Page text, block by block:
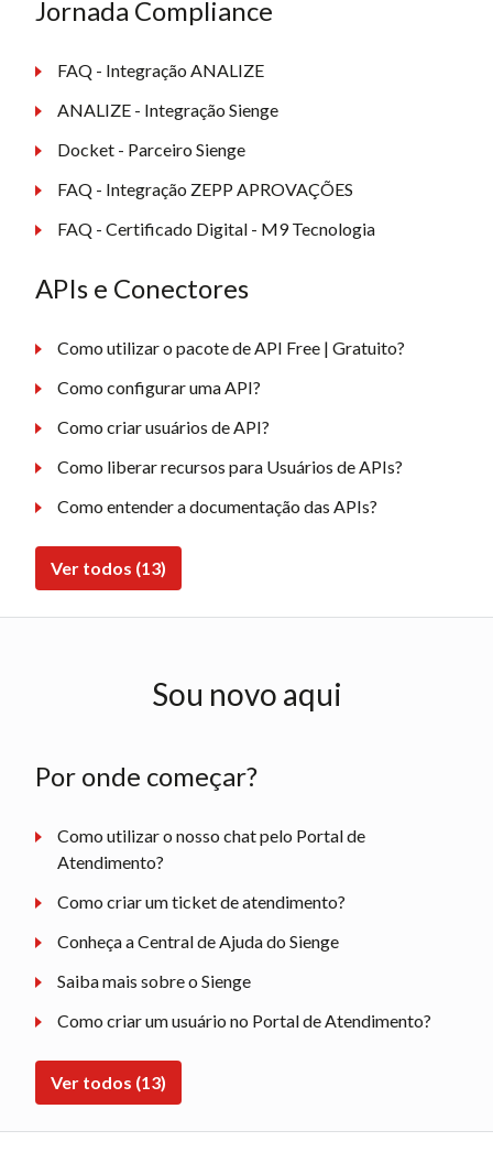
Jornada Compliance
FAQ - Integração ANALIZE
ANALIZE - Integração Sienge
Docket - Parceiro Sienge
FAQ - Integração ZEPP APROVAÇÕES
FAQ - Certificado Digital - M9 Tecnologia
APIs e Conectores
Como utilizar o pacote de API Free | Gratuito?
Como configurar uma API?
Como criar usuários de API?
Como liberar recursos para Usuários de APIs?
Como entender a documentação das APIs?
Ver todos (13)
Sou novo aqui
Por onde começar?
Como utilizar o nosso chat pelo Portal de
Atendimento?
Como criar um ticket de atendimento?
Conheça a Central de Ajuda do Sienge
Saiba mais sobre o Sienge
Como criar um usuário no Portal de Atendimento?
Ver todos (13)